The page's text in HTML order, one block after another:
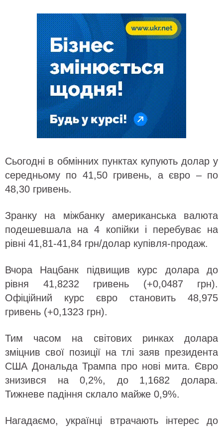
Сьогодні в обмінних пунктах купують долар у
середньому по 41,50 гривень, а євро – по
48,30 гривень.
Зранку на міжбанку американська валюта
подешевшала на 4 копійки і перебуває на
рівні 41,81-41,84 грн/долар купівля-продаж.
Вчора Нацбанк підвищив курс долара до
рівня 41,8232 гривень (+0,0487 грн).
Офіційний курс євро становить 48,975
гривень (+0,1323 грн).
Тим часом на світових ринках долара
зміцнив свої позиції на тлі заяв президента
США Дональда Трампа про нові мита. Євро
знизився на 0,2%, до 1,1682 долара.
Тижневе падіння склало майже 0,9%.
Нагадаємо, українці втрачають інтерес до